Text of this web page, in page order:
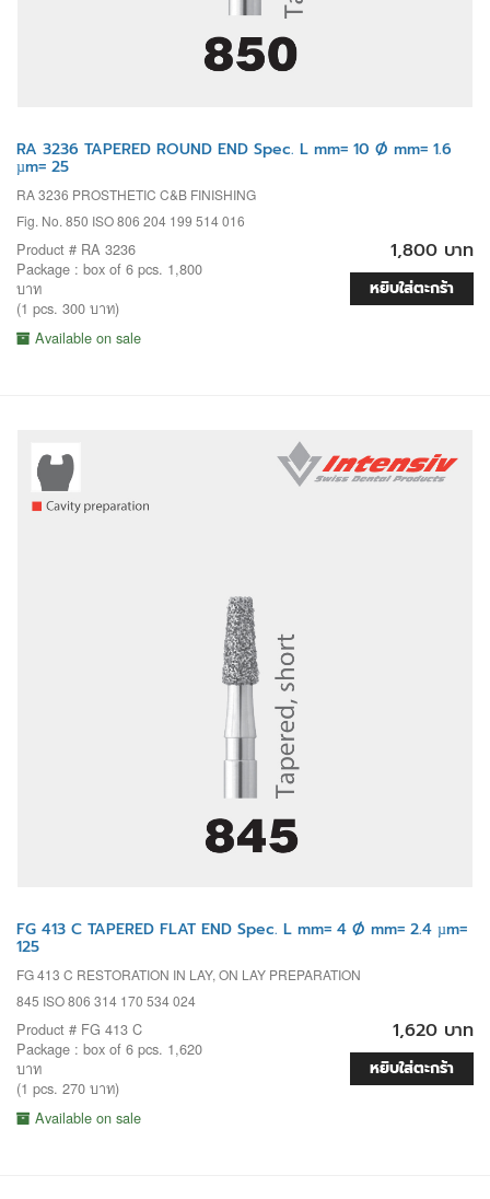
RA 3236 TAPERED ROUND END Spec. L mm= 10 Ø mm= 1.6
µm= 25
RA 3236 PROSTHETIC C&B FINISHING
Fig. No. 850 ISO 806 204 199 514 016
Product # RA 3236
Package : box of 6 pcs. 1,800
บาท
(1 pcs. 300 บาท)
Available on sale
1,800 บาท
หยิบใส่ตะกร้า
FG 413 C TAPERED FLAT END Spec. L mm= 4 Ø mm= 2.4 µm=
125
FG 413 C RESTORATION IN LAY, ON LAY PREPARATION
845 ISO 806 314 170 534 024
Product # FG 413 C
Package : box of 6 pcs. 1,620
บาท
(1 pcs. 270 บาท)
Available on sale
1,620 บาท
หยิบใส่ตะกร้า